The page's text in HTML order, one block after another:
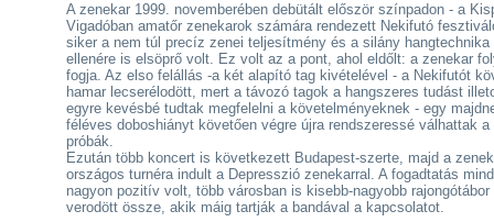
A zenekar 1999. novemberében debütált először színpadon - a
Vigadóban amatőr zenekarok számára rendezett Nekifutó
siker a nem túl precíz zenei teljesítmény és a silány hangtechnika
ellenére is elsöprő volt. Ez volt az a pont, ahol eldőlt: a zenekar
fogja. Az elso felállás -a két alapító tag kivételével - a Nekifutót
hamar lecserélodött, mert a távozó tagok a hangszeres tudást
egyre kevésbé tudtak megfelelni a követelményeknek - egy
féléves doboshiányt követően végre újra rendszeressé válhattak a
próbák.
Ezután több koncert is következett Budapest-szerte, majd a
országos turnéra indult a Depresszió zenekarral. A fogadtatás
nagyon pozitív volt, több városban is kisebb-nagyobb rajongótábor
verodött össze, akik máig tartják a bandával a kapcsolatot.